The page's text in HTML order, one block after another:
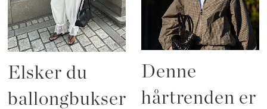
Elsker du
ballongbukser?
Denne
hårtrenden er